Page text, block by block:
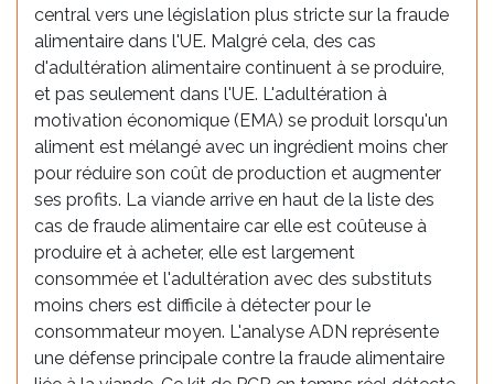
central vers une législation plus stricte sur la fraude
alimentaire dans l'UE. Malgré cela, des cas
d'adultération alimentaire continuent à se produire,
et pas seulement dans l'UE. L'adultération à
motivation économique (EMA) se produit lorsqu'un
aliment est mélangé avec un ingrédient moins cher
pour réduire son coût de production et augmenter
ses profits. La viande arrive en haut de la liste des
cas de fraude alimentaire car elle est coûteuse à
produire et à acheter, elle est largement
consommée et l'adultération avec des substituts
moins chers est difficile à détecter pour le
consommateur moyen. L'analyse ADN représente
une défense principale contre la fraude alimentaire